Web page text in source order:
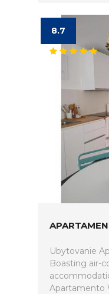
8.7
Ubytovanie
Boasting air-
Apartamento